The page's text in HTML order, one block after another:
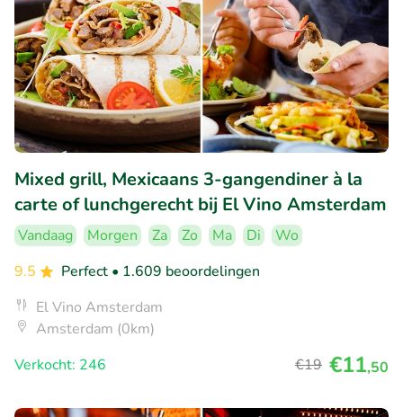
Mixed grill, Mexicaans 3-gangendiner à la
carte of lunchgerecht bij El Vino Amsterdam
Vandaag Morgen Za Zo Ma Di
Wo
9.5
Perfect • 1.609 beoordelingen
El Vino Amsterdam
Amsterdam (0km)
Verkocht: 246
€19 €11,50